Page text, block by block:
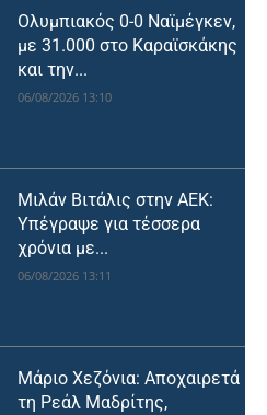
Ολυμπιακός 0-0 Ναϊμέγκεν,
με 31.000 στο Καραϊσκάκης
και την...
06/08/2026 13:10
Μιλάν Βιτάλις στην ΑΕΚ:
Υπέγραψε για τέσσερα
χρόνια με...
06/08/2026 13:11
Μάριο Χεζόνια: Αποχαιρετά
τη Ρεάλ Μαδρίτης,